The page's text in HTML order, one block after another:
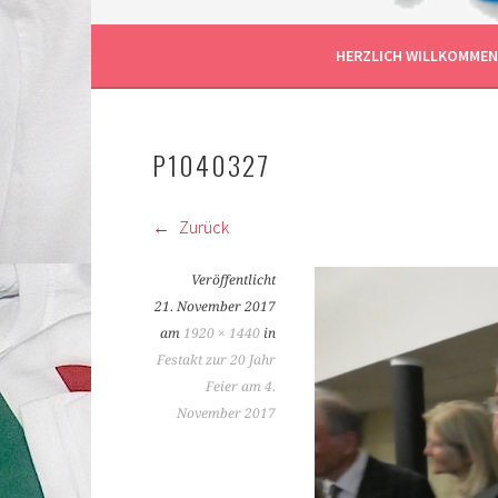
BILIS FRANKFURT
HERZLICH
P1040327
Zurück
Veröffentlicht
21. November 2017
am 1920 × 1440 in
Festakt zur 20 Jahr
Feier am 4.
November 2017